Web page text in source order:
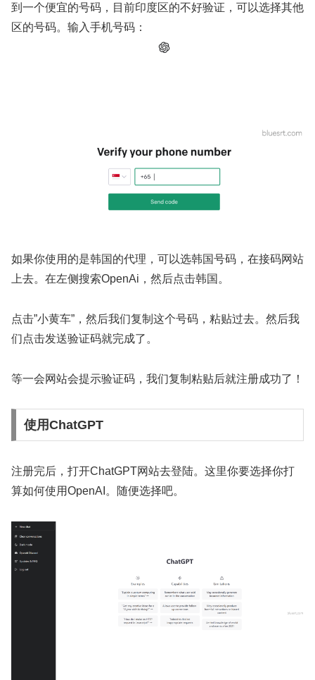
到一个便宜的号码，目前印度区的不好验证，可以选择其他
区的号码。输入手机号码：
如果你使用的是韩国的代理，可以选韩国号码，在接码网站
上去。在左侧搜索OpenAi，然后点击韩国。
点击”小黄车”，然后我们复制这个号码，粘贴过去。然后我
们点击发送验证码就完成了。
等一会网站会提示验证码，我们复制粘贴后就注册成功了！
使用ChatGPT
注册完后，打开ChatGPT网站去登陆。这里你要选择你打
算如何使用OpenAI。随便选择吧。